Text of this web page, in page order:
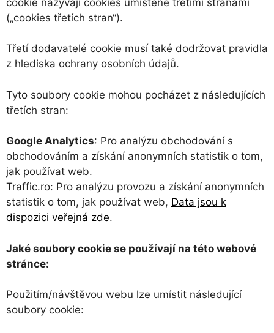
(„cookies třetích stran“).
Třetí dodavatelé cookie musí také dodržovat pravidla
z hlediska ochrany osobních údajů.
Tyto soubory cookie mohou pocházet z následujících
třetích stran:
Google Analytics: Pro analýzu obchodování s
obchodováním a získání anonymních statistik o tom,
jak používat web.
Traffic.ro: Pro analýzu provozu a získání anonymních
statistik o tom, jak používat web, Data jsou k
dispozici veřejná zde.
Jaké soubory cookie se používají na této webové
stránce:
Použitím/návštěvou webu lze umístit následující
soubory cookie: